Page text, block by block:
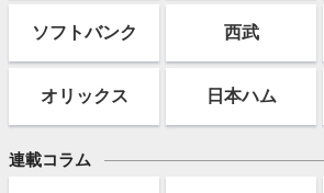
ソフトバンク 西武
オリックス 日本ハム
連載コラム